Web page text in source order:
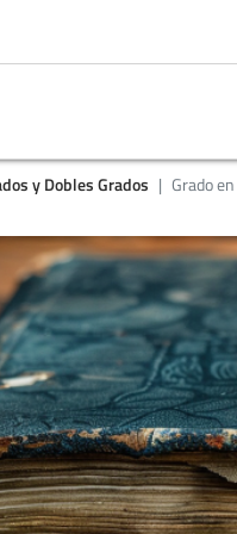
y Dobles Grados Grado